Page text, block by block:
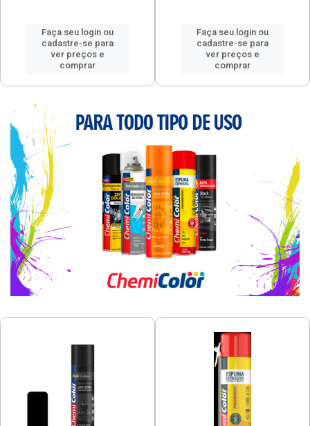
Faça seu login ou
cadastre-se para
ver preços e
comprar
Faça seu login ou
cadastre-se para
ver preços e
comprar